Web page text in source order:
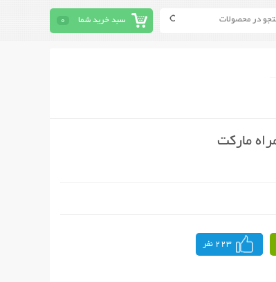
سبد خرید شما 0
223 نفر